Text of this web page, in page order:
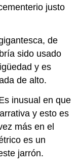
justo
de
sido usado
y es
de alto.
inusual en que
y esto es
más en el
es un
jarrón.